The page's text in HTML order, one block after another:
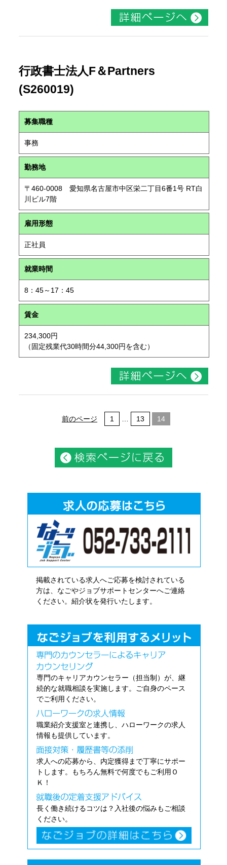
行政書士法人F＆Partners
(S260019)
募集職種
事務
勤務地
〒460-0008 愛知県名古屋市中区栄二丁目6番1号 RT白
川ビル7階
雇用形態
正社員
就業時間
8：45～17：45
賃金
234,300円
（固定残業代30時間分44,300円を含む）
前のページ 1 13 14
掲載されている求人へご応募を検討されている
方は、なごやジョブサポートセンターへご連絡
ください。紹介状を発行いたします。
専門のキャリアカウンセラー（担当制）が、継
続的な就職相談を実施します。ご自身のペース
でご利用ください。
職業紹介支援室と連携し、ハローワークの求人
情報も提供しています。
求人への応募から、内定獲得まで丁寧にサポー
トします。もちろん無料で何度でもご利用Ｏ
Ｋ！
長く働き続けるコツは？入社後の悩みもご相談
ください。